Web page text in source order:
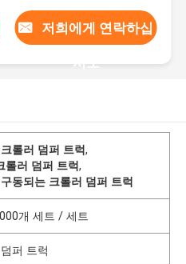
저희에게 연락하십
시오
롤러 덤퍼 트럭,
롤러 덤퍼 트럭,
동되는 크롤러 덤퍼 트럭
개 세트 / 세트
퍼 트럭